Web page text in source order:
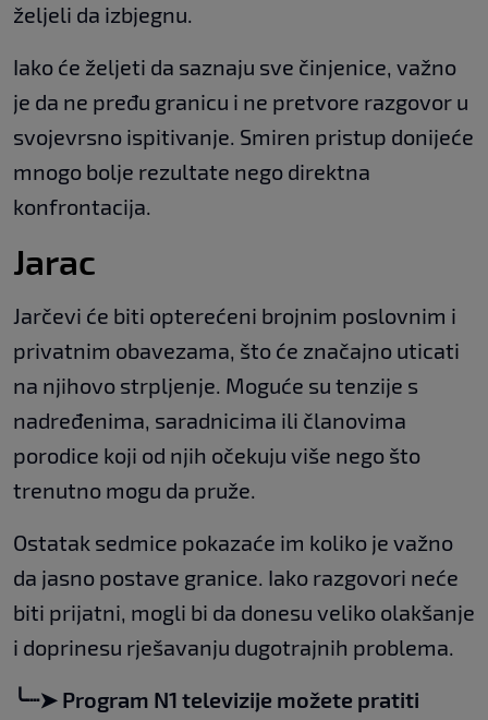
željeli da izbjegnu.
Iako će željeti da saznaju sve činjenice, važno
je da ne pređu granicu i ne pretvore razgovor u
svojevrsno ispitivanje. Smiren pristup donijeće
mnogo bolje rezultate nego direktna
konfrontacija.
Jarac
Jarčevi će biti opterećeni brojnim poslovnim i
privatnim obavezama, što će značajno uticati
na njihovo strpljenje. Moguće su tenzije s
nadređenima, saradnicima ili članovima
porodice koji od njih očekuju više nego što
trenutno mogu da pruže.
Ostatak sedmice pokazaće im koliko je važno
da jasno postave granice. Iako razgovori neće
biti prijatni, mogli bi da donesu veliko olakšanje
i doprinesu rješavanju dugotrajnih problema.
╰┈➤ Program N1 televizije možete pratiti